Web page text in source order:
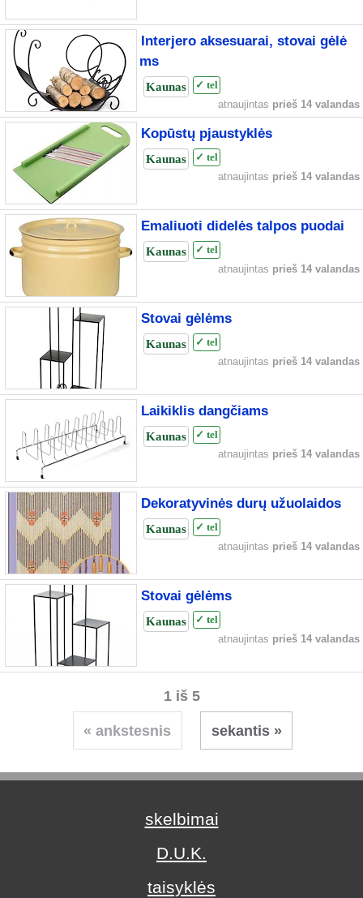
Interjero aksesuarai, stovai gėlė
ms
Kaunas ✓ tel
atnaujintas prieš 14 valandas
Kopūstų pjaustyklės
Kaunas ✓ tel
atnaujintas prieš 14 valandas
Emaliuoti didelės talpos puodai
Kaunas ✓ tel
atnaujintas prieš 14 valandas
Stovai gėlėms
Kaunas ✓ tel
atnaujintas prieš 14 valandas
Laikiklis dangčiams
Kaunas ✓ tel
atnaujintas prieš 14 valandas
Dekoratyvinės durų užuolaidos
Kaunas ✓ tel
atnaujintas prieš 14 valandas
Stovai gėlėms
Kaunas ✓ tel
atnaujintas prieš 14 valandas
1 iš 5
« ankstesnis sekantis »
skelbimai
D.U.K.
taisyklės